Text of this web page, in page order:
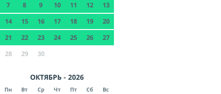
7
8 9 10 11 12
13
14
15 16 17 18 19
20
21
22 23 24 25 26
27
28
29 30
ОКТЯБРЬ - 2026
Пн Вт Ср Чт Пт Сб Вс